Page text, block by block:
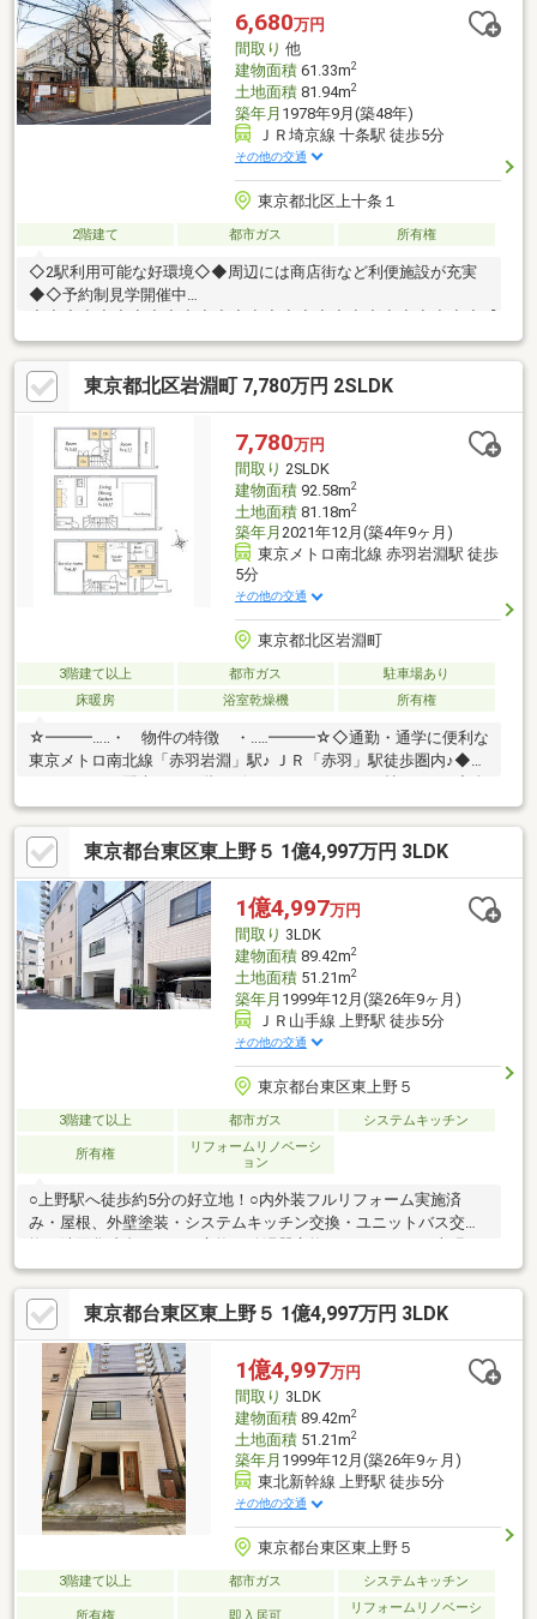
ヤル 【0120-104-633】
6,680万円
間取り 他
建物面積61.33m2
土地面積81.94m2
築年月 1978年9月(築48年)
ＪＲ埼京線 十条駅 徒歩5分
その他の交通
東京都北区上十条１
2階建て 都市ガス 所有権
◇2駅利用可能な好環境◇◆周辺には商店街など利便施設が充実
◆◇予約制見学開催中
◇◇◆◇◆◇◆◇◆◇◆◇◆◇◆◇◆◇◆◇◆◇◆◇◆◇◆【ラ
イフプラン】本物件においての住宅ローンシミュレーションはも
ちろん、本物件購入後１０～２０年後のライフサイクルの変化を
見据えた長期的なライフプランシミュレーションを実施します。
【物件調査報告書】本物件に関する独自の物件調査報告書を作成
します。重要事項説明に載らないような住んでから気になる事項
を色々な角度から調査して、お客様にとっての購入リスクの有無
を徹底的に確認して提供します。
◇◆◇◆◇◆◇◆◇◆◇◆◇◆◇◆◇◆◇◆◇◆◇
東京都北区岩淵町 7,780万円 2SLDK
7,780万円
間取り 2SLDK
建物面積92.58m2
土地面積81.18m2
築年月 2021年12月(築4年9ヶ月)
東京メトロ南北線 赤羽岩淵駅 徒歩
5分
その他の交通
東京都北区岩淵町
3階建て以上 都市ガス
駐車場あり
床暖房
浴室乾燥機 所有権
☆━━━…‥・ 物件の特徴 ・‥…━━━☆◇通勤・通学に便利な
東京メトロ南北線「赤羽岩淵」駅♪ ＪＲ「赤羽」駅徒歩圏内♪◆プ
居室収納に加え ＷＩＣ＆土間収納など豊富な収納スペース♪◆
床暖房が標準装備♪ 充実の設備仕様♪ぜひ、現地をご確認下さい
♪☆━━━…‥・ ━☆━ ・‥…━━━☆【豊富な未公開物件
情報】板橋区大山にお店がございます。豊島区・板橋区・北区の
物件情報はアドキャストまで！都内に13店舗展開！毎月約100件
以上の仲介をしているため未公開物件が集まりやすいアドキャス
トへ是非お越し下さい。
東京都台東区東上野５ 1億4,997万円 3LDK
1億4,997万円
間取り 3LDK
建物面積89.42m2
土地面積51.21m2
築年月 1999年12月(築26年9ヶ月)
ＪＲ山手線 上野駅 徒歩5分
その他の交通
東京都台東区東上野５
3階建て以上 都市ガス システムキッチン
所有権
リフォームリノベーシ
ョン
○上野駅へ徒歩約5分の好立地！○内外装フルリフォーム実施済
み・屋根、外壁塗装・システムキッチン交換・ユニットバス交
換・洗面化粧台、トイレ交換・給湯器交換・フローリング上張
り・クロス張替え・宅配ボックス設置・防蟻処理 等○駐車スペ
ース有り○ご都合に合わせて現地ご見学いただけます。 お気軽
にお問い合わせください！
東京都台東区東上野５ 1億4,997万円 3LDK
1億4,997万円
間取り 3LDK
建物面積89.42m2
土地面積51.21m2
築年月 1999年12月(築26年9ヶ月)
東北新幹線 上野駅 徒歩5分
その他の交通
東京都台東区東上野５
3階建て以上 都市ガス システムキッチン
所有権 即入居可
リフォームリノベーシ